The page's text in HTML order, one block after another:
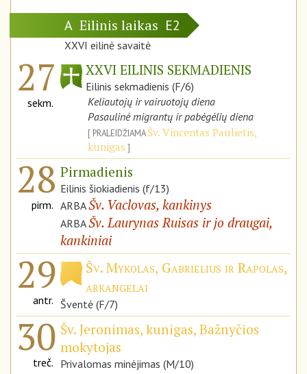
A Eilinis laikas E2
XXVI eilinė savaitė
27
sekm.
XXVI EILINIS SEKMADIENIS
Eilinis sekmadienis (F/6)
Keliautojų ir vairuotojų diena
Pasaulinė migrantų ir pabėgėlių diena
PRALEIDŽIAMAŠv. Vincentas Paulietis,
kunigas
28
pirm.
Pirmadienis
Eilinis šiokiadienis (f/13)
ARBAŠv. Vaclovas, kankinys
ARBAŠv. Laurynas Ruisas ir jo draugai,
kankiniai
29
antr.
Šv. Mykolas, Gabrielius ir Rapolas,
arkangelai
Šventė (F/7)
30
treč.
Šv. Jeronimas, kunigas, Bažnyčios
mokytojas
Privalomas minėjimas (M/10)